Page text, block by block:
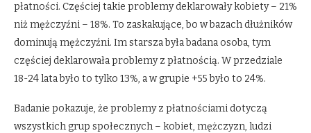
płatności. Częściej takie problemy deklarowały kobiety – 21%
niż mężczyźni – 18%. To zaskakujące, bo w bazach dłużników
dominują mężczyźni. Im starsza była badana osoba, tym
częściej deklarowała problemy z płatnością. W przedziale
18-24 lata było to tylko 13%, a w grupie +55 było to 24%.
Badanie pokazuje, że problemy z płatnościami dotyczą
wszystkich grup społecznych – kobiet, mężczyzn, ludzi